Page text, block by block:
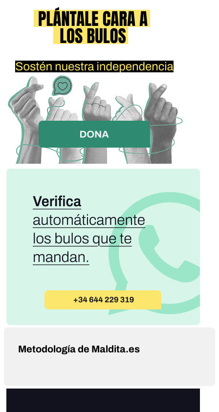
Metodología de Maldita.es